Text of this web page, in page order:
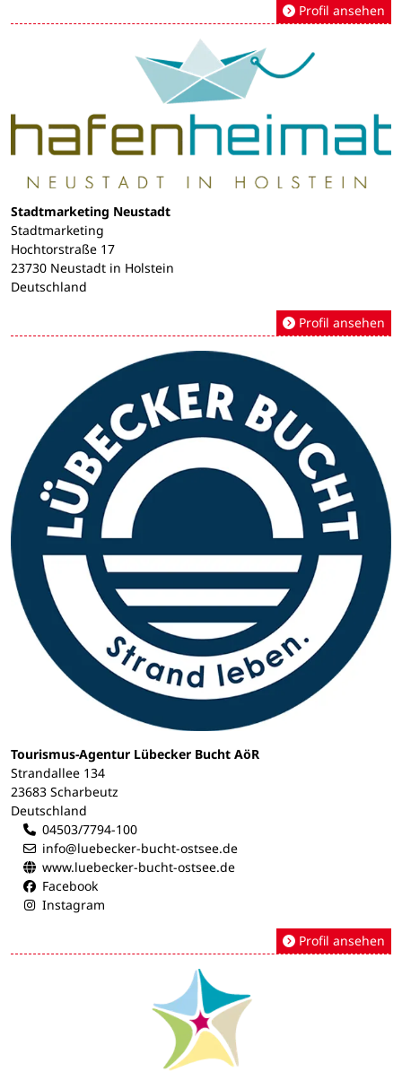
Profil ansehen
Stadtmarketing Neustadt
Stadtmarketing
Hochtorstraße 17
23730 Neustadt in Holstein
Deutschland
Profil ansehen
Tourismus-Agentur Lübecker Bucht AöR
Strandallee 134
23683 Scharbeutz
Deutschland
04503/7794-100
info@luebecker-bucht-ostsee.de
www.luebecker-bucht-ostsee.de
Facebook
Instagram
Profil ansehen